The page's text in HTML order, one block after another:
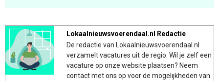
Lokaalnieuwsvoerendaal.nl Redactie
De redactie van Lokaalnieuwsvoerendaal.nl
verzamelt vacatures uit de regio. Wil je zelf een
vacature op onze website plaatsen? Neem
contact met ons op voor de mogelijkheden van